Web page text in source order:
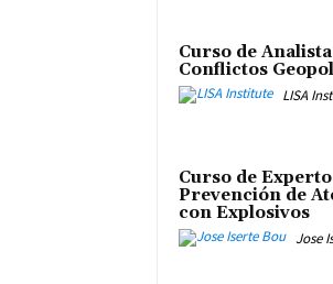
Curso de
Conflictos
LISA
Curso de
Prevención de
con Explosivos
Jose